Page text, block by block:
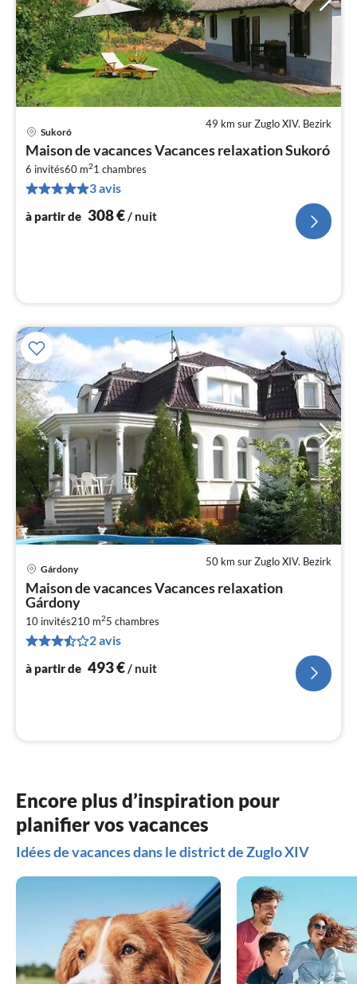
49 km sur Zuglo XIV. Bezirk
Sukoró
Maison de vacances Vacances relaxation Sukoró
6 invités60 m21 chambres
3 avis
à partir de 308€/ nuit
50 km sur Zuglo XIV. Bezirk
Gárdony
Maison de vacances Vacances relaxation
Gárdony
10 invités210 m25 chambres
2 avis
à partir de 493€/ nuit
Encore plus d’inspiration pour
planifier vos vacances
Idées de vacances dans le district de Zuglo XIV